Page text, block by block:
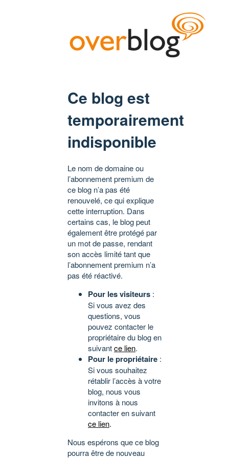
Ce blog est
temporairement
indisponible
Le nom de domaine ou
l’abonnement premium de
ce blog n’a pas été
renouvelé, ce qui explique
cette interruption. Dans
certains cas, le blog peut
également être protégé par
un mot de passe, rendant
son accès limité tant que
l’abonnement premium n’a
pas été réactivé.
Pour les visiteurs :
Si vous avez des
questions, vous
pouvez contacter le
propriétaire du blog en
suivantce lien.
Pour le propriétaire :
Si vous souhaitez
rétablir l’accès à votre
blog, nous vous
invitons à nous
contacter en suivant
ce lien.
Nous espérons que ce blog
pourra être de nouveau